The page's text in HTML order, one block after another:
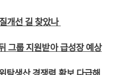
개선 길 찾았나
그룹 지원받아 급성장 예상